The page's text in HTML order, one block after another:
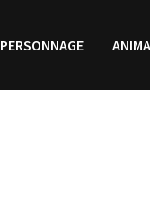
PERSONNAGE